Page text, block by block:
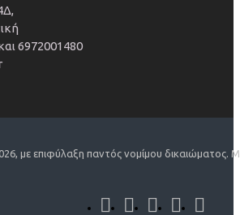
6972001480
με επιφύλαξη παντός νομίμου δικαιώματος.